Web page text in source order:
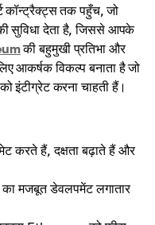
कॉन्ट्रैक्ट्स तक पहुँच, जो
सुविधा देता है, जिससे आपके
की बहुमुखी प्रतिभा और
आकर्षक विकल्प बनाता है जो
करना चाहती हैं।
करते हैं, दक्षता बढ़ाते हैं और
मजबूत डेवलपमेंट लगातार